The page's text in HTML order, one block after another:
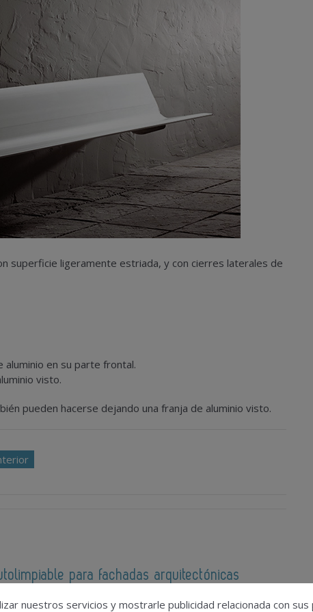
superficie ligeramente estriada, y con cierres laterales de
aluminio en su parte frontal.
visto.
pueden hacerse dejando una franja de aluminio visto.
para fachadas arquitectónicas
nuestros servicios y mostrarle publicidad relacionada con